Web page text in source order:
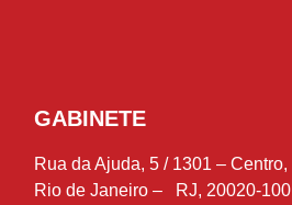
GABINETE
Rua da Ajuda, 5 / 1301 – Centro,
Rio de Janeiro – RJ, 20020-100